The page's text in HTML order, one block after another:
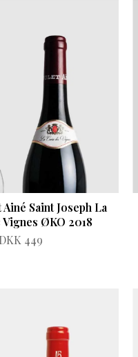
Saint Joseph La
ØKO 2018
DKK 449